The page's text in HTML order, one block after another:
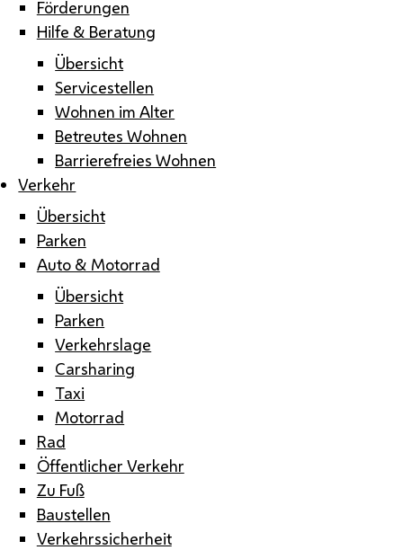
Förderungen
Hilfe & Beratung
Übersicht
Servicestellen
Wohnen im Alter
Betreutes Wohnen
Barrierefreies Wohnen
Verkehr
Übersicht
Parken
Auto & Motorrad
Übersicht
Parken
Verkehrslage
Carsharing
Taxi
Motorrad
Rad
Öffentlicher Verkehr
Zu Fuß
Baustellen
Verkehrssicherheit